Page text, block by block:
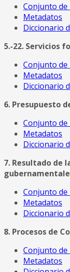
Conjunto de
Metadatos
Diccionario
5.-22. Servicios
Conjunto de
Metadatos
Diccionario
6. Presupuesto
Conjunto de
Metadatos
Diccionario
7. Resultado de
Conjunto de
Metadatos
Diccionario
8. Procesos de
Conjunto de
Metadatos